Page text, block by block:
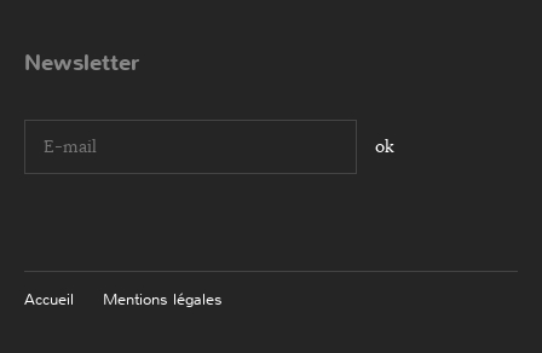
Newsletter
I agree terms and conditions.*
Accueil Mentions légales